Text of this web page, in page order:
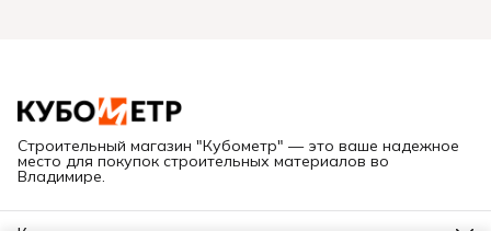
Строительный магазин "Кубометр" — это ваше надежное
место для покупок строительных материалов во
Владимире.